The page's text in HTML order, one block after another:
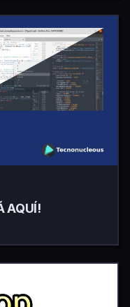
AQUÍ!